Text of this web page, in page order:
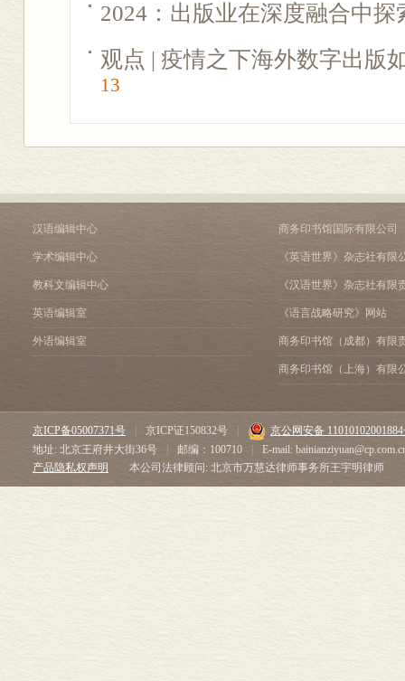
2024：出版业在深度融合中探
观点 | 疫情之下海外数字出版
13
汉语编辑中心
学术编辑中心
教科文编辑中心
英语编辑室
外语编辑室
商务印书馆国际有限公司
《英语世界》杂志社有限
《汉语世界》杂志社有限
《语言战略研究》网站
商务印书馆（成都）有限
商务印书馆（上海）有限
京ICP备05007371号 京ICP证150832号
京公网安备
地址: 北京王府井大街36号
邮编：100710
E-mail:
产品隐私权声明
本公司法律顾问: 北京市万慧达律师事务所王宇明律师